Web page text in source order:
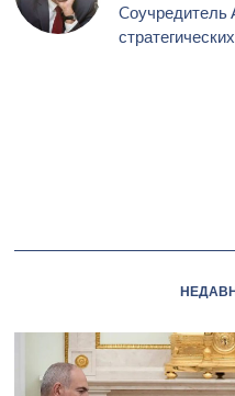
Cоучредитель